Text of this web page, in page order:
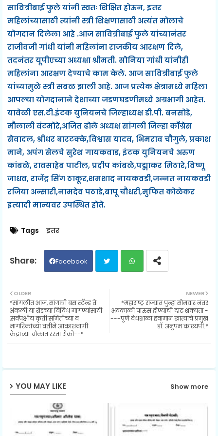
सावित्रीबाई फुले यांनी स्वतः शिक्षित होऊन, इतर
महिलांच्यासाठी त्यांनी स्त्री शिक्षणासाठी अत्यंत मोलाचे
योगदान दिलेला आहे .आज सावित्रीबाई फुले यांच्यानंतर
राजीवजी गांधी यांनी महिलांना राजकीय आरक्षण दिले,
तदनंतर यूपीएच्या अध्यक्षा श्रीमती. सोनिया गांधी यांनीही
महिलांना आरक्षण देण्याचे काम केले. आज सावित्रीबाई फुले
यांच्यामुळे स्त्री सबळ झाली आहे. आज प्रत्येक क्षेत्रामध्ये महिला
आपल्या योगदानाने देशाच्या जडणघडणीमध्ये अग्रभागी आहेत.
यावेळी एस.टी.इंटक युनियनचे जिल्हाध्यक्ष डी.पी. बनसोडे,
मौलाली वंटमोरे,अजित ढोले अध्यक्ष सांगली जिल्हा काँग्रेस
सेवादल, श्रीधर बारटक्के,विश्वास यादव, भिमराव चौगुले, प्रकाश
माने, अपंग सेलचे सुरेश गायकवाड, इंटक युनियनचे अरुण
कांबळे, रावसाहेब पाटील, प्रदीप कांबळे,पद्माकर मिठारे,विष्णू
जाधव, राजेंद्र सिंग ठाकूर,शमशाद नायकवडी,जन्नत नायकवडी
रजिया अन्सारी,नामदेव पठाडे,बापू चौधरी,मुफित कोळेकर
इत्यादी मान्यवर उपस्थित होते.
Tags इतर
Facebook
ats
NEWER
*महाराष्ट्र राज्यात पुन्हा सोमवार नंतर
अवकाळी पाऊस होण्याची दाट शक्यता -
---पुणे वेधशाळा हवामान खात्याचे प्रमुख
डॉ. अनुपम काश्यपी.*
OLDER
*सांगलीत आज, सांगली बस स्टॅन्ड ते
अंकली या रोडच्या विविध मागण्यांसाठी
,सर्वपक्षीय कृती समितीच्या व
नागरिकांच्या वतीने आकाशवाणी
केंद्राच्या चौकात रस्ता रोको--*
YOU MAY LIKE Show more